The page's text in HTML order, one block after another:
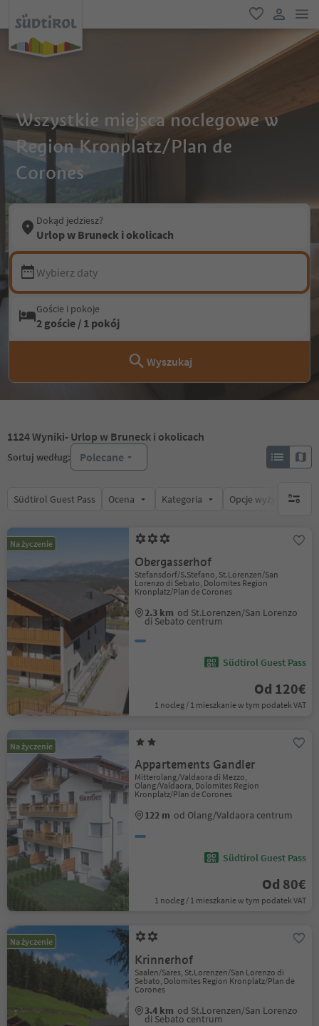
ulubione
link
Wszystkie miejsca noclegowe w
Region Kronplatz/Plan de
Corones
Dokąd jedziesz?
Urlop w Bruneck i okolicach
Wybierz daty
Goście i pokoje
2 goście / 1 pokój
Wyszukaj
1124Wyniki- Urlop w Bruneck i okolicach
Sortuj według: Polecane
Südtirol Guest Pass Ocena Kategoria Opcje wyżywieniabrak
Na życzenie
Obergasserhof
Stefansdorf/S.Stefano, St.Lorenzen/San
Lorenzo di Sebato, Dolomites Region
Kronplatz/Plan de Corones
2.3 km od St.Lorenzen/San Lorenzo
di Sebato centrum
Südtirol Guest Pass
Od 120€
1 nocleg / 1 mieszkanie w tym podatek VAT
Na życzenie
Appartements Gandler
Mitterolang/Valdaora di Mezzo,
Olang/Valdaora, Dolomites Region
Kronplatz/Plan de Corones
122 m od Olang/Valdaora centrum
Südtirol Guest Pass
Od 80€
1 nocleg / 1 mieszkanie w tym podatek VAT
Na życzenie
Krinnerhof
Saalen/Sares, St.Lorenzen/San Lorenzo di
Sebato, Dolomites Region Kronplatz/Plan de
Corones
3.4 km od St.Lorenzen/San Lorenzo
di Sebato centrum